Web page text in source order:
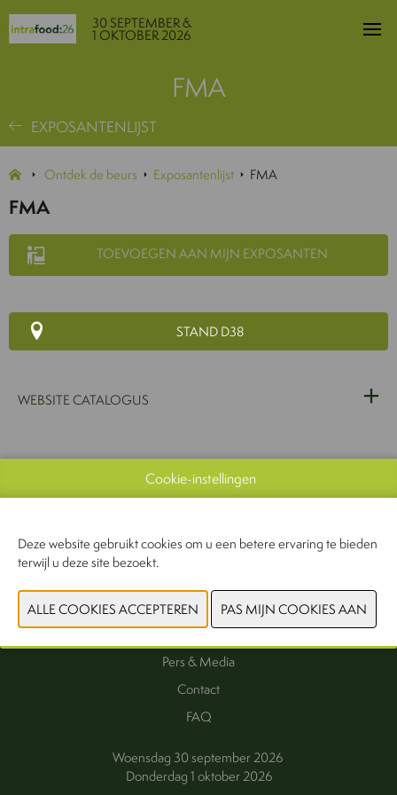
30 SEPTEMBER &
1 OKTOBER 2026
FMA
EXPOSANTENLIJST
Ontdek de beurs Exposantenlijst FMA
FMA
TOEVOEGEN AAN MIJN EXPOSANTEN
STAND D38
WEBSITE CATALOGUS
Exposanten
Praktische informatie
Pers & Media
Contact
FAQ
Woensdag 30 september 2026
Donderdag 1 oktober 2026
Cookie-instellingen
Deze website gebruikt cookies om u een betere ervaring te bieden
terwijl u deze site bezoekt.